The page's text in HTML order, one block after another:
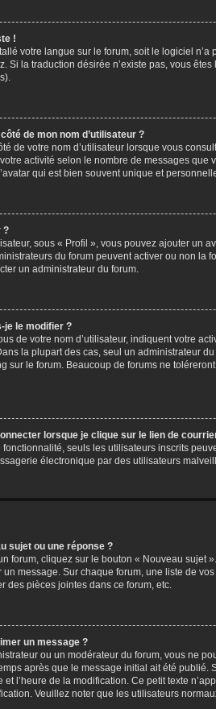
!
votre langue sur le forum, soit le logiciel
Si la traduction désirée n’existe pas, vous
de mon nom d’utilisateur ?
de votre nom d’utilisateur lorsque vous
activité selon le nombre de messages
qui est bien souvent unique et
?
sous « Profil », vous pouvez ajouter un
du forum peuvent activer ou non
un administrateur du forum.
je le modifier ?
de votre nom d’utilisateur, indiquent votre
la plupart des cas, seul un administrateur
sur le forum. Beaucoup de forums ne
lorsque je clique sur le lien de
seuls les utilisateurs inscrits
électronique par des utilisateurs
sujet ou une réponse ?
forum, cliquez sur le bouton « Nouveau
message. Sur chaque forum, une liste de
des pièces jointes dans ce forum, etc.
un message ?
ou un modérateur du forum, vous ne
après que le message initial ait été
l’heure de la modification. Ce petit texte
Veuillez noter que les utilisateurs